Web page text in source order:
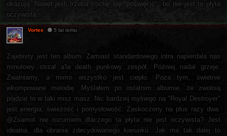
okazują. Nawet jeśli trzeba trochę się "poświęcić", bo nie jest to płyta
oczywista.
Vortex 5 lat temu
Zajebisty jest ten album. Zamiast standardowego intra napierdala nas
minutowy strzał a'la death punkowy zespół. Później nadal grzeje.
Zwalniamy, a mimo wszystko jest ciepło. Poza tym, świetnie
wkompowane melodię. Myślałem po ostatnim albumie, że zwolnią
pójdzie to w taki misz masz. Nic bardziej mylnego na "Royal Destroyer"
jest energia, świeżość i pomysłowość. Zaskoczony na plus razy dwa.
@Zsamot nie rozumiem dlaczego ta płyta nie jest oczywista? Jest
idealna, dla obrania zdecydowanego kierunku. Jak ma tak dalej to